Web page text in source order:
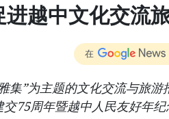
越中文化交流
在
集”为主题的文化交流与旅
75周年暨越中人民友好年纪